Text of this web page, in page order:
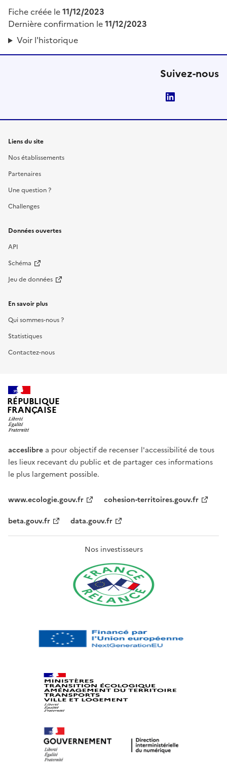
Fiche créée le11/12/2023
Dernière confirmation le11/12/2023
Voir l'historique
Suivez-nous
Liens du site
Nos établissements
Partenaires
Une question ?
Challenges
Données ouvertes
API
Schéma
Jeu de données
En savoir plus
Qui sommes-nous ?
Statistiques
Contactez-nous
RÉPUBLIQUE
FRANÇAISE
acceslibre a pour objectif de recenser l'accessibilité de tous
les lieux recevant du public et de partager ces informations
le plus largement possible.
www.ecologie.gouv.fr
cohesion-territoires.gouv.fr
beta.gouv.fr
data.gouv.fr
Nos investisseurs